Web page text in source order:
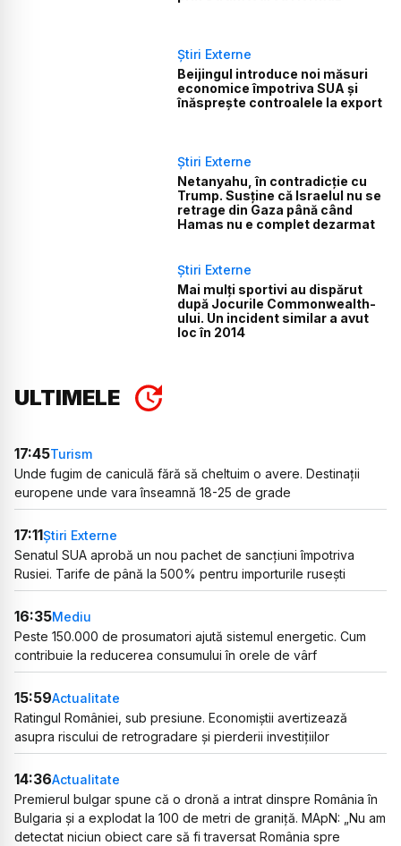
Știri Externe
Beijingul introduce noi măsuri
economice împotriva SUA și
înăsprește controalele la export
Știri Externe
Netanyahu, în contradicție cu
Trump. Susține că Israelul nu se
retrage din Gaza până când
Hamas nu e complet dezarmat
Știri Externe
Mai mulți sportivi au dispărut
după Jocurile Commonwealth-
ului. Un incident similar a avut
loc în 2014
ULTIMELE
17:45Turism
Unde fugim de caniculă fără să cheltuim o avere. Destinații
europene unde vara înseamnă 18-25 de grade
17:11Știri Externe
Senatul SUA aprobă un nou pachet de sancțiuni împotriva
Rusiei. Tarife de până la 500% pentru importurile rusești
16:35Mediu
Peste 150.000 de prosumatori ajută sistemul energetic. Cum
contribuie la reducerea consumului în orele de vârf
15:59Actualitate
Ratingul României, sub presiune. Economiștii avertizează
asupra riscului de retrogradare și pierderii investițiilor
14:36Actualitate
Premierul bulgar spune că o dronă a intrat dinspre România în
Bulgaria și a explodat la 100 de metri de graniță. MApN: „Nu am
detectat niciun obiect care să fi traversat România spre